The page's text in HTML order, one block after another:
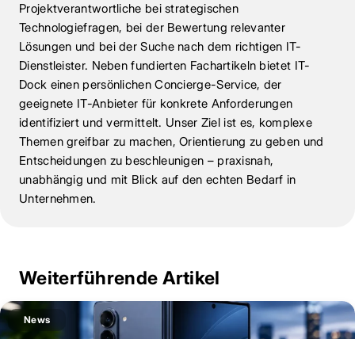
Projektverantwortliche bei strategischen
Technologiefragen, bei der Bewertung relevanter
Lösungen und bei der Suche nach dem richtigen IT-
Dienstleister. Neben fundierten Fachartikeln bietet IT-
Dock einen persönlichen Concierge-Service, der
geeignete IT-Anbieter für konkrete Anforderungen
identifiziert und vermittelt. Unser Ziel ist es, komplexe
Themen greifbar zu machen, Orientierung zu geben und
Entscheidungen zu beschleunigen – praxisnah,
unabhängig und mit Blick auf den echten Bedarf in
Unternehmen.
Weiterführende Artikel
News